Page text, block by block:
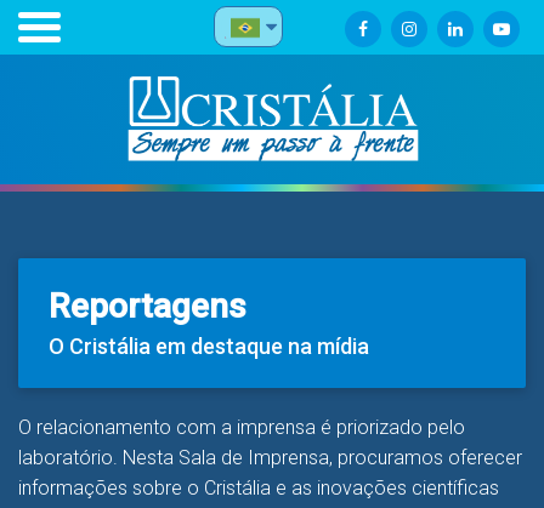
Reportagens
O Cristália em destaque na mídia
O relacionamento com a imprensa é priorizado pelo
laboratório. Nesta Sala de Imprensa, procuramos oferecer
informações sobre o Cristália e as inovações científicas